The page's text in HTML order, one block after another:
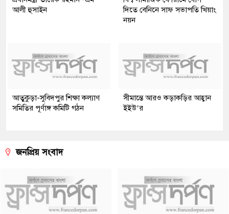
আলী হুসাইন
দিতে বেনিনে সাফ সভাপতি খিয়াং
নয়ন
আতুকুড়া-সুবিদপুর শিক্ষা কল্যাণ
সমিতির পূর্ণাঙ্গ কমিটি গঠন
সীমান্তে আরও কড়াকড়ির আহ্বান
ইইউ’র
জনপ্রিয় সংবাদ